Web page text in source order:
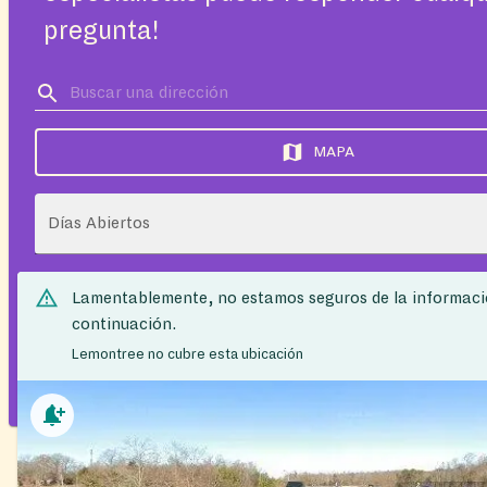
pregunta!
MAPA
Días Abiertos
Lamentablemente, no estamos seguros de la
continuación.
Lemontree no cubre esta ubicación